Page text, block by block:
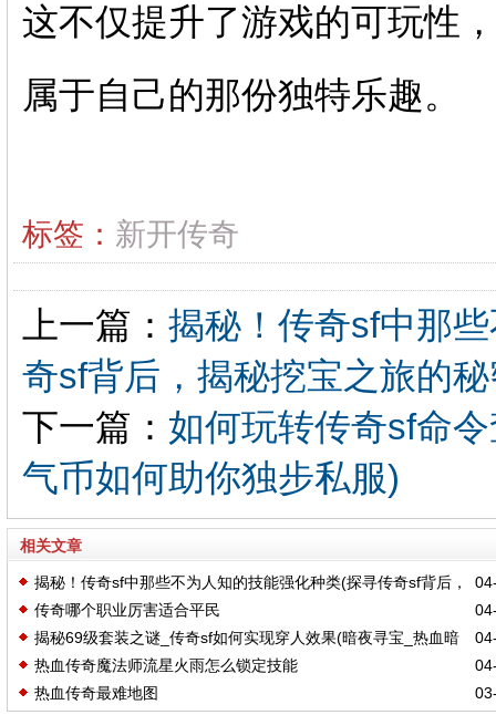
这不仅提升了游戏的可玩性
属于自己的那份独特乐趣。
标签： 新开传奇
上一篇： 揭秘！传奇sf中那
奇sf背后，揭秘挖宝之旅的
下一篇： 如何玩转传奇sf命令
气币如何助你独步私服)
相关文章
揭秘！传奇sf中那些不为人知的技能强化种类(探寻传奇sf背后，
揭秘挖宝之旅的秘密)
传奇哪个职业厉害适合平民
揭秘69级套装之谜_传奇sf如何实现穿人效果(暗夜寻宝_热血暗
黑传奇sf里的宝藏之谜，你敢挑战吗)
热血传奇魔法师流星火雨怎么锁定技能
热血传奇最难地图